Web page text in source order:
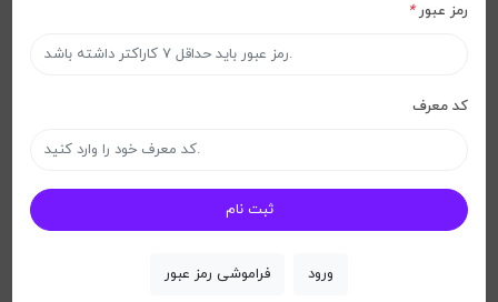
رمز عبور*
کد معرف
ثبت نام
ورود فراموشی رمز عبور